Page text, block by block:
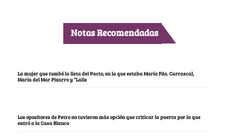
Notas Recomendadas
La mujer que tumbó la lista del Pacto, en la que estaba María Fda. Carrascal,
María del Mar Pizarro y “Lalis
Los opositores de Petro no tuvieron más opción que criticar la puerta por la que
entró a la Casa Blanca